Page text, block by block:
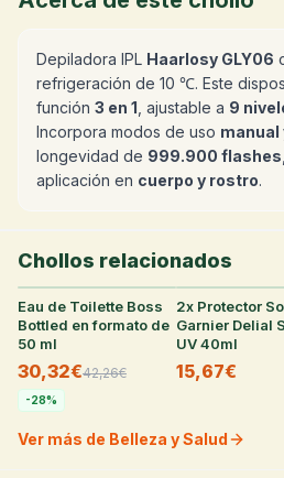
Depiladora IPL Haarlosy GLY06
refrigeración de 10 ℃. Este
función 3 en 1 , ajustable a 9
Incorpora modos de uso
longevidad de 999.900 flashes
aplicación en cuerpo y rostro.
Chollos relacionados
34°
Eau de Toilette Boss
Bottled en formato de
50 ml
30,32€42,26€
-28%
2x Protector
Garnier Delial
UV 40ml
15,67€
Ver más de Belleza y Salud